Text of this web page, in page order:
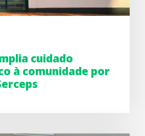
cuidado
à comunidade por